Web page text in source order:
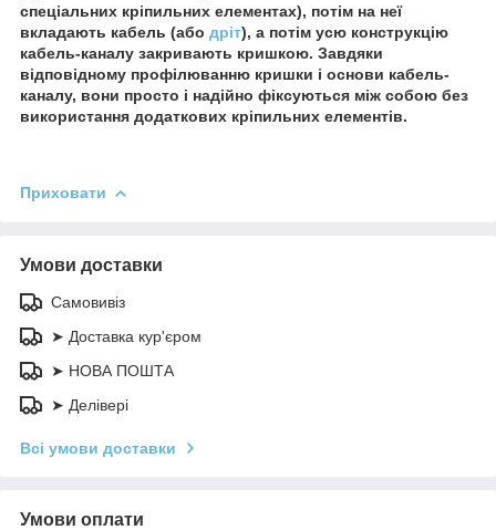
спеціальних кріпильних елементах), потім на неї
вкладають кабель (або дріт), а потім усю конструкцію
кабель-каналу закривають кришкою. Завдяки
відповідному профілюванню кришки і основи кабель-
каналу, вони просто і надійно фіксуються між собою без
використання додаткових кріпильних елементів.
Приховати
Умови доставки
Самовивіз
➤ Доставка кур'єром
➤ НОВА ПОШТА
➤ Делівері
Всі умови доставки
Умови оплати